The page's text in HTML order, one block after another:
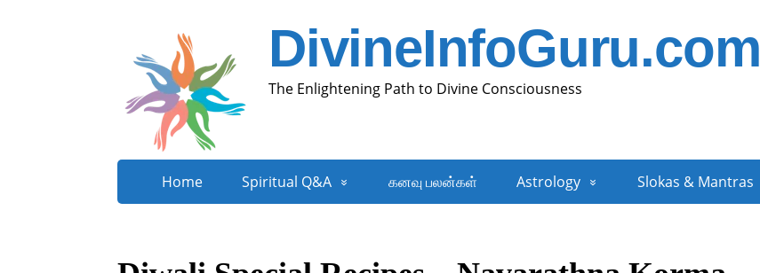
DivineInfoGuru.com
The Enlightening Path to Divine Consciousness
Home Spiritual Q&A கனவு பலன்கள் Astrology Slokas & Mantras